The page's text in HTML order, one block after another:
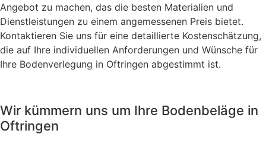
Angebot zu machen, das die besten Materialien und
Dienstleistungen zu einem angemessenen Preis bietet.
Kontaktieren Sie uns für eine detaillierte Kostenschätzung,
die auf Ihre individuellen Anforderungen und Wünsche für
Ihre Bodenverlegung in Oftringen abgestimmt ist.
Wir kümmern uns um Ihre Bodenbeläge in
Oftringen